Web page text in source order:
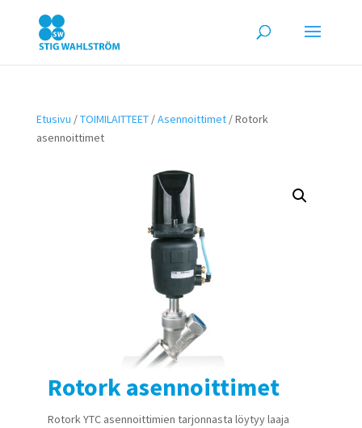
Etusivu /TOIMILAITTEET/Asennoittimet/ Rotork
asennoittimet
Rotork asennoittimet
Rotork YTC asennoittimien tarjonnasta löytyy laaja